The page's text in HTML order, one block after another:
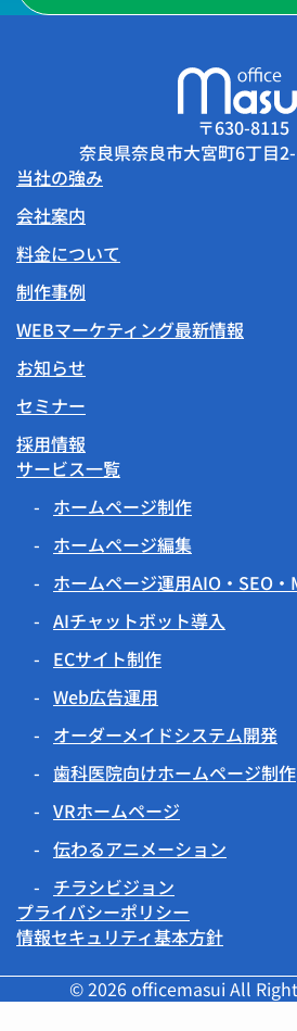
〒630-8115
奈良県奈良市大宮町6丁目
当社の強み
会社案内
料金について
制作事例
WEBマーケティング最新情報
お知らせ
セミナー
採用情報
サービス一覧
ホームページ制作
ホームページ編集
ホームページ運用AIO・SEO・
AIチャットボット導入
ECサイト制作
Web広告運用
オーダーメイドシステム開発
歯科医院向けホームページ制作
VRホームページ
伝わるアニメーション
チラシビジョン
プライバシーポリシー
情報セキュリティ基本方針
© 2026 officemasui All